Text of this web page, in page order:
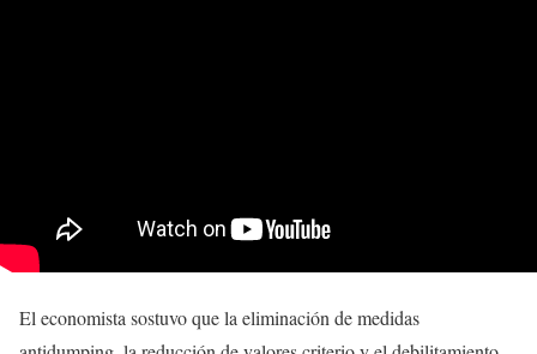
El economista sostuvo que la eliminación de medidas